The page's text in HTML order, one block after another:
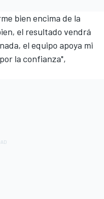
bien encima de la
el resultado vendrá
el equipo apoya mi
la confianza",